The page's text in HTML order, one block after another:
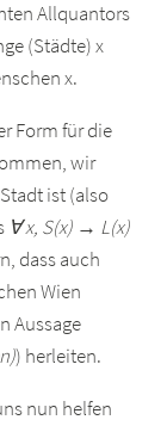
Allquantors
(Städte) x
x.
Form für die
wir
ist (also
∀ x, S(x) → L(x)
dass auch
Wien
Aussage
) herleiten.
nun helfen